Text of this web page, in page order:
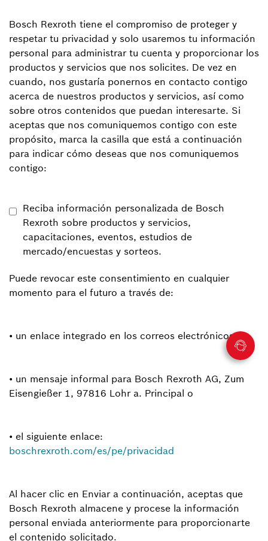
Bosch Rexroth tiene el compromiso de proteger y
respetar tu privacidad y solo usaremos tu información
personal para administrar tu cuenta y proporcionar los
productos y servicios que nos solicites. De vez en
cuando, nos gustaría ponernos en contacto contigo
acerca de nuestros productos y servicios, así como
sobre otros contenidos que puedan interesarte. Si
aceptas que nos comuniquemos contigo con este
propósito, marca la casilla que está a continuación
para indicar cómo deseas que nos comuniquemos
contigo:
Reciba información personalizada de Bosch
Rexroth sobre productos y servicios,
capacitaciones, eventos, estudios de
mercado/encuestas y sorteos.
Puede revocar este consentimiento en cualquier
momento para el futuro a través de:
• un enlace integrado en los correos electrónicos,
• un mensaje informal para Bosch Rexroth AG, Zum
Eisengießer 1, 97816 Lohr a. Principal o
• el siguiente enlace:
boschrexroth.com/es/pe/privacidad
Al hacer clic en Enviar a continuación, aceptas que
Bosch Rexroth almacene y procese la información
personal enviada anteriormente para proporcionarte
el contenido solicitado.